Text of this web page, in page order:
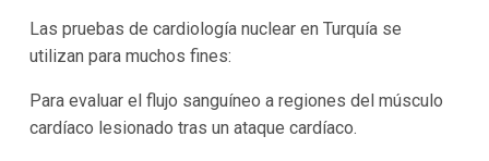
Las pruebas de cardiología nuclear en Turquía se
utilizan para muchos fines:
Para evaluar el flujo sanguíneo a regiones del músculo
cardíaco lesionado tras un ataque cardíaco.